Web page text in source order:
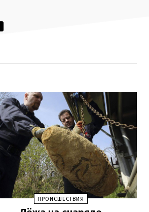
ПРОИСШЕСТВИЯ